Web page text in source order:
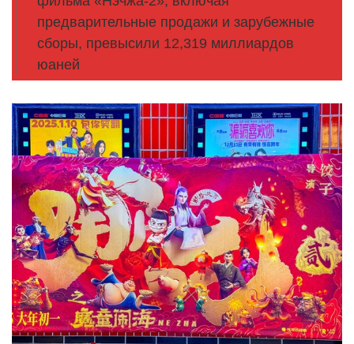
предварительные продажи и зарубежные
сборы, превысили 12,319 миллиардов
юаней